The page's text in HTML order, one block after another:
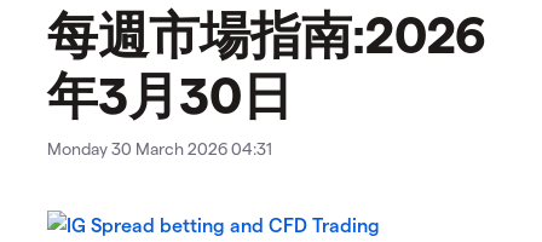
每週市場指南:2026
年3月30日
Monday 30 March 2026 04:31